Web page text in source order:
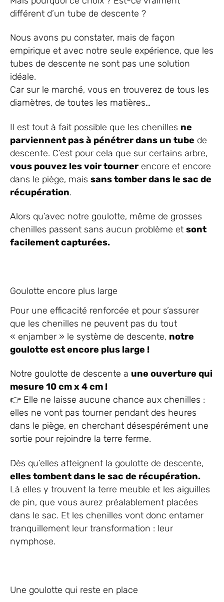
différent d’un tube de descente ?
Nous avons pu constater, mais de façon
empirique et avec notre seule expérience, que les
tubes de descente ne sont pas une solution
idéale.
Car sur le marché, vous en trouverez de tous les
diamètres, de toutes les matières…
Il est tout à fait possible que les chenilles ne
parviennent pas à pénétrer dans un tube de
descente. C’est pour cela que sur certains arbre,
vous pouvez les voir tourner encore et encore
dans le piège, mais sans tomber dans le sac de
récupération.
Alors qu’avec notre goulotte, même de grosses
chenilles passent sans aucun problème et sont
facilement capturées.
Goulotte encore plus large
Pour une efficacité renforcée et pour s’assurer
que les chenilles ne peuvent pas du tout
« enjamber » le système de descente, notre
goulotte est encore plus large !
Notre goulotte de descente a une ouverture qui
mesure 10 cm x 4 cm !
👉 Elle ne laisse aucune chance aux chenilles :
elles ne vont pas tourner pendant des heures
dans le piège, en cherchant désespérément une
sortie pour rejoindre la terre ferme.
Dès qu’elles atteignent la goulotte de descente,
elles tombent dans le sac de récupération.
Là elles y trouvent la terre meuble et les aiguilles
de pin, que vous aurez préalablement placées
dans le sac. Et les chenilles vont donc entamer
tranquillement leur transformation : leur
nymphose.
Une goulotte qui reste en place